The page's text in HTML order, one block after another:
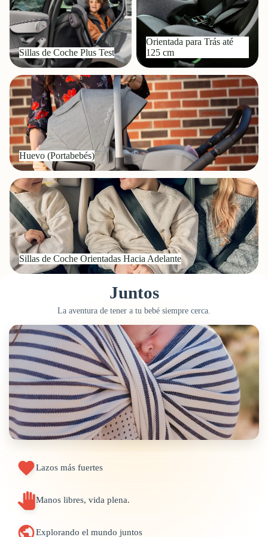
Plus
Test
Sillas de Coche Plus Test
125
Orientada para Trás até
125 cm
Huevo
(Portabebés)
Huevo (Portabebés)
Sillas
de
Coche
Orientadas
Hacia
Adelante
Sillas de Coche Orientadas Hacia Adelante
Juntos
La aventura de tener a tu bebé siempre cerca.
Lazos más fuertes
Manos libres, vida plena.
Explorando el mundo juntos